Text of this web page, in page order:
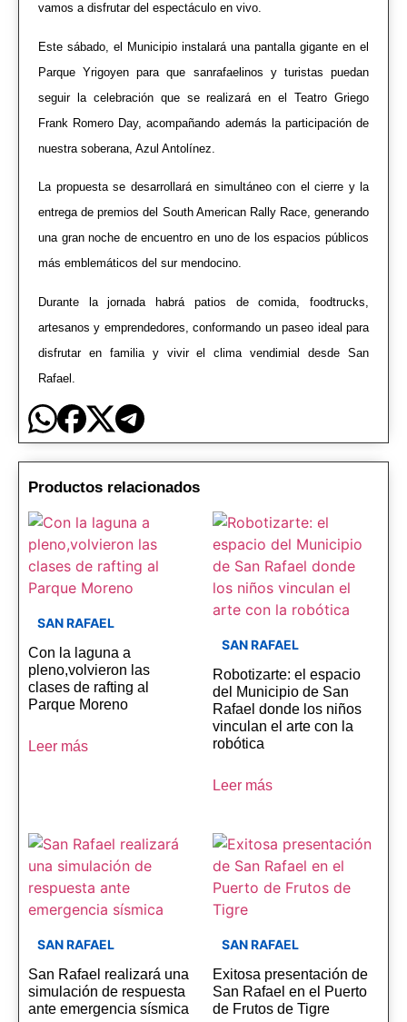
vamos a disfrutar del espectáculo en vivo.
Este sábado, el Municipio instalará una pantalla gigante en el
Parque Yrigoyen para que sanrafaelinos y turistas puedan
seguir la celebración que se realizará en el Teatro Griego
Frank Romero Day, acompañando además la participación de
nuestra soberana, Azul Antolínez.
La propuesta se desarrollará en simultáneo con el cierre y la
entrega de premios del South American Rally Race, generando
una gran noche de encuentro en uno de los espacios públicos
más emblemáticos del sur mendocino.
Durante la jornada habrá patios de comida, foodtrucks,
artesanos y emprendedores, conformando un paseo ideal para
disfrutar en familia y vivir el clima vendimial desde San
Rafael.
Productos relacionados
SAN RAFAEL
Con la laguna a
pleno,volvieron las
clases de rafting al
Parque Moreno
Leer más
SAN RAFAEL
Robotizarte: el espacio
del Municipio de San
Rafael donde los niños
vinculan el arte con la
robótica
Leer más
SAN RAFAEL
San Rafael realizará una
simulación de respuesta
ante emergencia sísmica
SAN RAFAEL
Exitosa presentación de
San Rafael en el Puerto
de Frutos de Tigre